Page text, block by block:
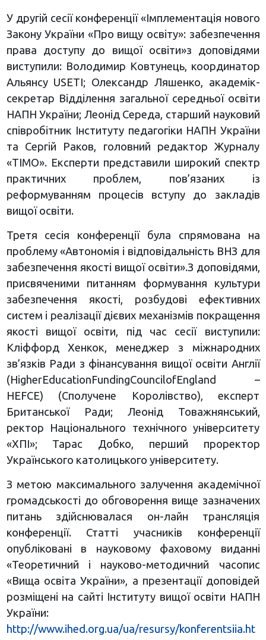
У другій сесії конференції «Імплементація нового
Закону України «Про вищу освіту»: забезпечення
права доступу до вищої освіти»з доповідями
виступили: Володимир Ковтунець, координатор
Альянсу USETI; Олександр Ляшенко, академік-
секретар Відділення загальної середньої освіти
НАПН України; Леонід Середа, старший науковий
співробітник Інституту педагогіки НАПН України
та Сергій Раков, головний редактор Журналу
«ТІМО». Експерти представили широкий спектр
практичних проблем, пов’язаних із
реформуванням процесів вступу до закладів
вищої освіти.
Третя сесія конференції була спрямована на
проблему «Автономія і відповідальність ВНЗ для
забезпечення якості вищої освіти».З доповідями,
присвяченими питанням формування культури
забезпечення якості, розбудові ефективних
систем і реалізації дієвих механізмів покращення
якості вищої освіти, під час сесії виступили:
Кліффорд Хенкок, менеджер з міжнародних
зв’язків Ради з фінансування вищої освіти Англії
(HigherEducationFundingCouncilofEngland –
HEFCE) (Сполучене Королівство), експерт
Британської Ради; Леонід Товажнянський,
ректор Національного технічного університету
«ХПІ»; Тарас Добко, перший проректор
Українського католицького університету.
З метою максимального залучення академічної
громадськості до обговорення вище зазначених
питань здійснювалася он-лайн трансляція
конференції. Статті учасників конференції
опубліковані в науковому фаховому виданні
«Теоретичний і науково-методичний часопис
«Вища освіта України», а презентації доповідей
розміщені на сайті Інституту вищої освіти НАПН
України:
http://www.ihed.org.ua/ua/resursy/konferentsiia.ht